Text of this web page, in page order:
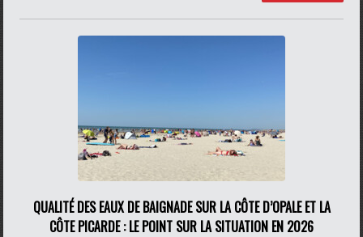
QUALITÉ DES EAUX DE BAIGNADE SUR LA CÔTE D’OPALE ET LA
CÔTE PICARDE : LE POINT SUR LA SITUATION EN 2026